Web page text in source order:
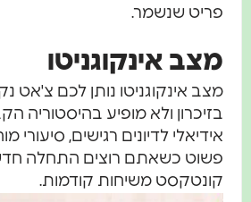
פריט שנשמר.
מצב אינקוגניטו
מצב אינקוגניטו נותן לכם צ'אט
בזיכרון ולא מופיע בהיסטוריה
אידיאלי לדיונים רגישים, סיעורי
פשוט כשאתם רוצים התחלה
קונטקסט משיחות קודמות.